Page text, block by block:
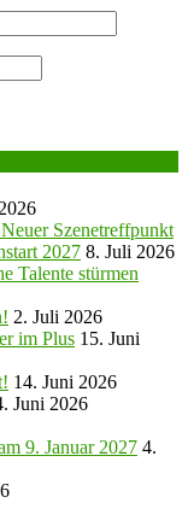
Szenetreffpunkt
2027 8. Juli 2026
Talente stürmen
2. Juli 2026
im Plus 15. Juni
14. Juni 2026
Juni 2026
9. Januar 2027 4.